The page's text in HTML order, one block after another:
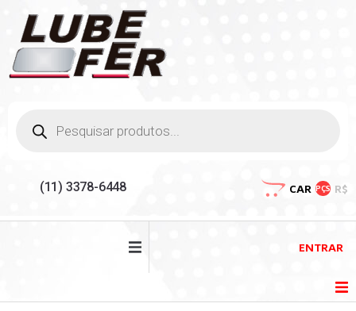
(11) 3378-6448 CAR PÇS R$
ENTRAR